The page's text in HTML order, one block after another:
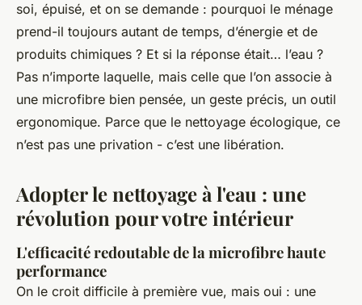
soi, épuisé, et on se demande : pourquoi le ménage
prend-il toujours autant de temps, d’énergie et de
produits chimiques ? Et si la réponse était… l’eau ?
Pas n’importe laquelle, mais celle que l’on associe à
une microfibre bien pensée, un geste précis, un outil
ergonomique. Parce que le nettoyage écologique, ce
n’est pas une privation - c’est une libération.
Adopter le nettoyage à l'eau : une
révolution pour votre intérieur
L'efficacité redoutable de la microfibre haute
performance
On le croit difficile à première vue, mais oui : une